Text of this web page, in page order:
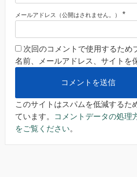
メールアドレス（公開はされません。） *
次回のコメントで使用するため
名前、メールアドレス、サイトを
このサイトはスパムを低減するた
ています。
コメントデータの処理
をご覧ください。